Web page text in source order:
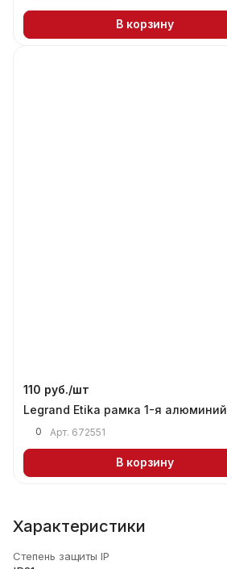
В корзину
110 руб./шт
Legrand Etika рамка 1-я алюминий
0 Арт. 672551
В корзину
Характеристики
Степень защиты IP